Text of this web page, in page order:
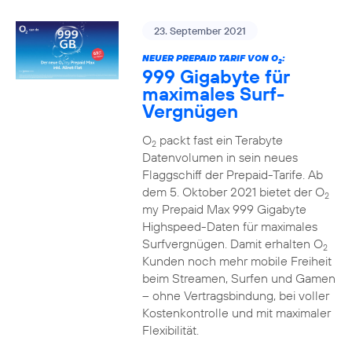
23. September 2021
NEUER PREPAID TARIF VON O2:
999 Gigabyte für
maximales Surf-
Vergnügen
O2packt fast ein Terabyte
Datenvolumen in sein neues
Flaggschiff der Prepaid-Tarife. Ab
dem 5. Oktober 2021 bietet der O2
my Prepaid Max 999 Gigabyte
Highspeed-Daten für maximales
Surfvergnügen. Damit erhalten O2
Kunden noch mehr mobile Freiheit
beim Streamen, Surfen und Gamen
– ohne Vertragsbindung, bei voller
Kostenkontrolle und mit maximaler
Flexibilität.